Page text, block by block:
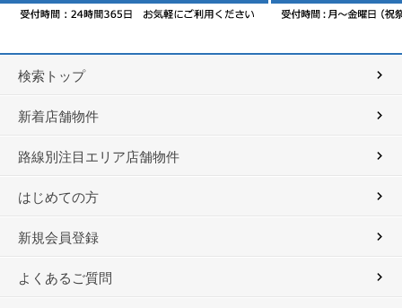
検索トップ
新着店舗物件
路線別注目エリア店舗物件
はじめての方
新規会員登録
よくあるご質問